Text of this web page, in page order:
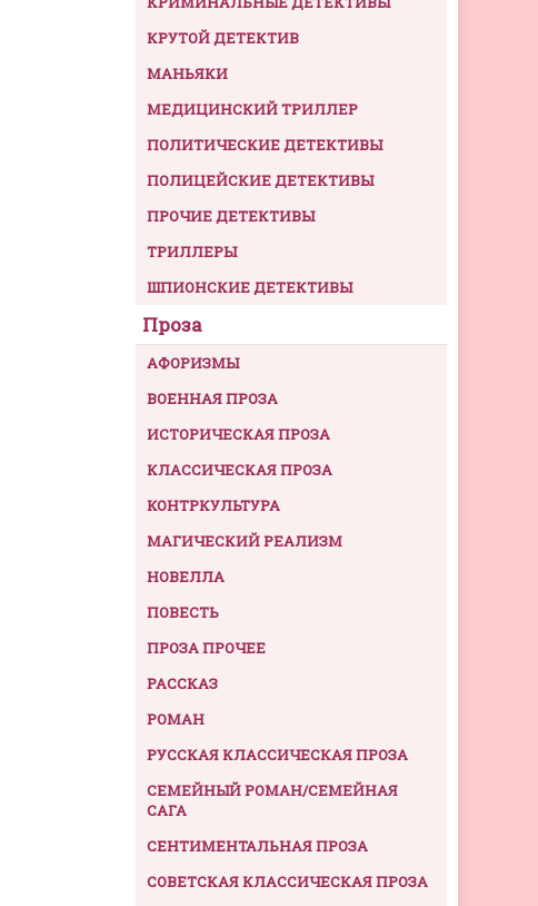
КРУТОЙ ДЕТЕКТИВ
МАНЬЯКИ
МЕДИЦИНСКИЙ ТРИЛЛЕР
ПОЛИТИЧЕСКИЕ ДЕТЕКТИВЫ
ПОЛИЦЕЙСКИЕ ДЕТЕКТИВЫ
ПРОЧИЕ ДЕТЕКТИВЫ
ТРИЛЛЕРЫ
ШПИОНСКИЕ ДЕТЕКТИВЫ
Проза
АФОРИЗМЫ
ВОЕННАЯ ПРОЗА
ИСТОРИЧЕСКАЯ ПРОЗА
КЛАССИЧЕСКАЯ ПРОЗА
КОНТРКУЛЬТУРА
МАГИЧЕСКИЙ РЕАЛИЗМ
НОВЕЛЛА
ПОВЕСТЬ
ПРОЗА ПРОЧЕЕ
РАССКАЗ
РОМАН
РУССКАЯ КЛАССИЧЕСКАЯ ПРОЗА
СЕМЕЙНЫЙ РОМАН/СЕМЕЙНАЯ
САГА
СЕНТИМЕНТАЛЬНАЯ ПРОЗА
СОВЕТСКАЯ КЛАССИЧЕСКАЯ ПРОЗА